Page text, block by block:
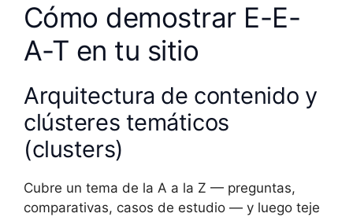
Cómo demostrar E-E-
A-T en tu sitio
Arquitectura de contenido y
clústeres temáticos
(clusters)
Cubre un tema de la A a la Z — preguntas,
comparativas, casos de estudio — y luego teje